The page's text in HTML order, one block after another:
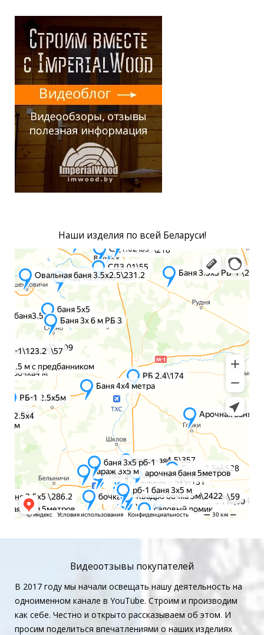
Наши изделия по всей Беларуси!
Видеоотзывы покупателей
В 2017 году мы начали освещать нашу деятельность на
одноименном канале в YouTube. Строим и производим
как себе. Честно и открыто рассказываем об этом. И
просим поделиться впечатлениями о наших изделиях